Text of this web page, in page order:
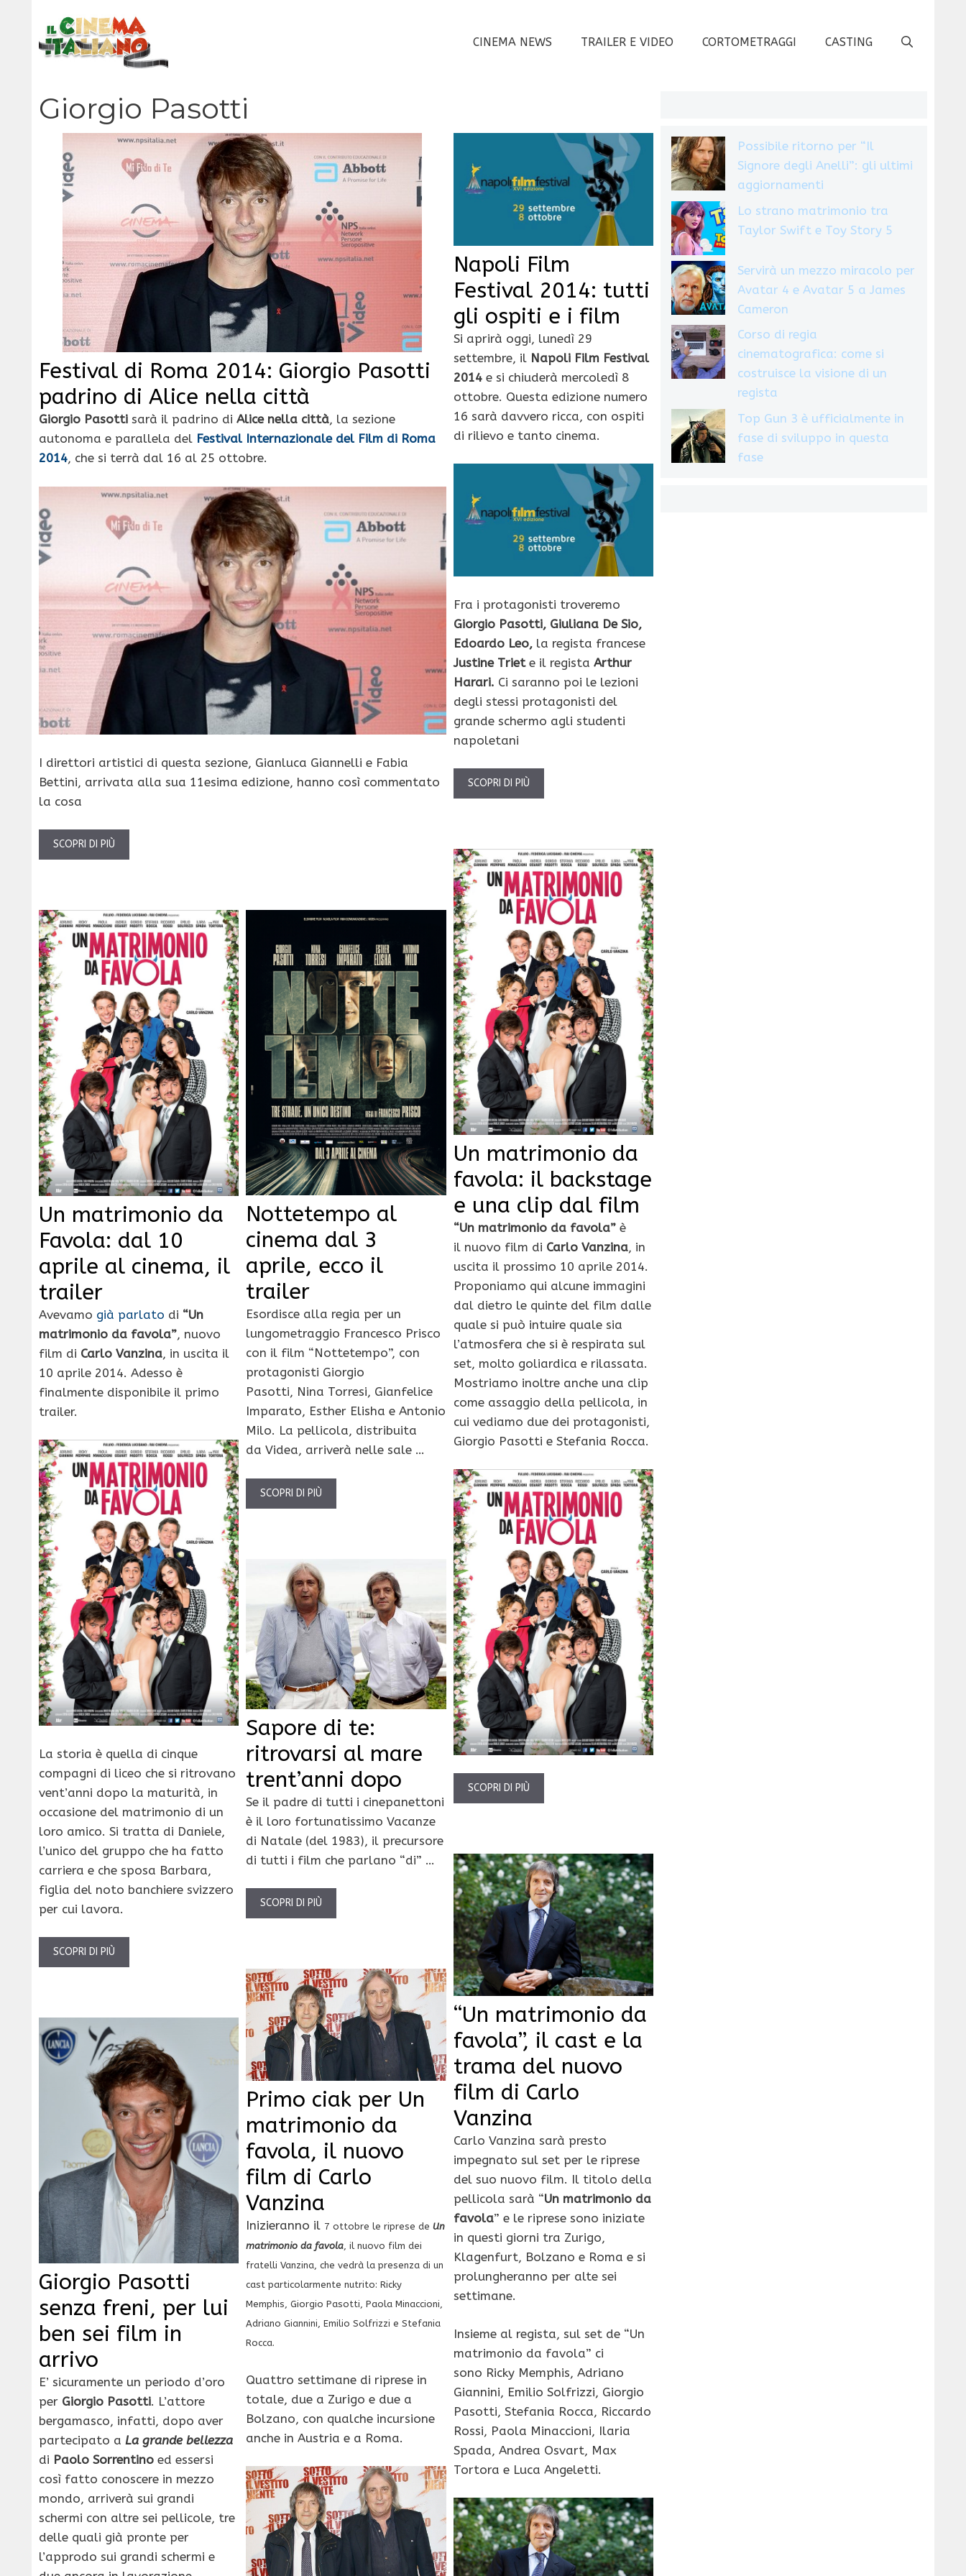
contenuto
CINEMA NEWS TRAILER E VIDEO CORTOMETRAGGI CASTING
Giorgio Pasotti
Festival di Roma 2014: Giorgio Pasotti
padrino di Alice nella città
Giorgio Pasotti sarà il padrino di Alice nella città, la sezione
autonoma e parallela del Festival Internazionale del Film di Roma
2014, che si terrà dal 16 al 25 ottobre.
I direttori artistici di questa sezione, Gianluca Giannelli e Fabia
Bettini, arrivata alla sua 11esima edizione, hanno così commentato
la cosa
SCOPRI DI PIÙ
Napoli Film
Festival 2014: tutti
gli ospiti e i film
Si aprirà oggi, lunedì 29
settembre, ilNapoli Film Festival
2014e si chiuderà mercoledì 8
ottobre. Questa edizione numero
16 sarà davvero ricca, con ospiti
di rilievo e tanto cinema.
Fra i protagonisti troveremo
Giorgio Pasotti, Giuliana De Sio,
Edoardo Leo,la regista francese
Justine Triete il regista Arthur
Harari. Ci saranno poi le lezioni
degli stessi protagonisti del
grande schermo agli studenti
napoletani
SCOPRI DI PIÙ
Un matrimonio da
favola: il backstage
e una clip dal film
“Un matrimonio da favola” è
il nuovo film di Carlo Vanzina, in
uscita il prossimo 10 aprile 2014.
Proponiamo qui alcune immagini
dal dietro le quinte del film dalle
quale si può intuire quale sia
l’atmosfera che si è respirata sul
set, molto goliardica e rilassata.
Mostriamo inoltre anche una clip
come assaggio della pellicola, in
cui vediamo due dei protagonisti,
Giorgio Pasotti e Stefania Rocca.
SCOPRI DI PIÙ
Un matrimonio da
Favola: dal 10
aprile al cinema, il
trailer
Avevamo già parlato di “Un
matrimonio da favola”, nuovo
film di Carlo Vanzina, in uscita il
10 aprile 2014. Adesso è
finalmente disponibile il primo
trailer.
La storia è quella di cinque
compagni di liceo che si ritrovano
vent’anni dopo la maturità, in
occasione del matrimonio di un
loro amico. Si tratta di Daniele,
l’unico del gruppo che ha fatto
carriera e che sposa Barbara,
figlia del noto banchiere svizzero
per cui lavora.
SCOPRI DI PIÙ
Nottetempo al
cinema dal 3
aprile, ecco il
trailer
Esordisce alla regia per un
lungometraggio Francesco Prisco
con il film “Nottetempo”, con
protagonisti Giorgio
Pasotti, Nina Torresi, Gianfelice
Imparato, Esther Elisha e Antonio
Milo. La pellicola, distribuita
da Videa, arriverà nelle sale …
SCOPRI DI PIÙ
Sapore di te:
ritrovarsi al mare
trent’anni dopo
Se il padre di tutti i cinepanettoni
è il loro fortunatissimo Vacanze
di Natale (del 1983), il precursore
di tutti i film che parlano “di” …
SCOPRI DI PIÙ
“Un matrimonio da
favola”, il cast e la
trama del nuovo
film di Carlo
Vanzina
Carlo Vanzina sarà presto
impegnato sul set per le riprese
del suo nuovo film. Il titolo della
pellicola sarà “Un matrimonio da
favola” e le riprese sono iniziate
in questi giorni tra Zurigo,
Klagenfurt, Bolzano e Roma e si
prolungheranno per alte sei
settimane.
Insieme al regista, sul set de “Un
matrimonio da favola” ci
sono Ricky Memphis, Adriano
Giannini, Emilio Solfrizzi, Giorgio
Pasotti, Stefania Rocca, Riccardo
Rossi, Paola Minaccioni, Ilaria
Spada, Andrea Osvart, Max
Tortora e Luca Angeletti.
Primo ciak per Un
matrimonio da
favola, il nuovo
film di Carlo
Vanzina
Inizieranno il 7 ottobre le riprese deUn
matrimonio da favola, il nuovo film dei
fratelli Vanzina, che vedrà la presenza di un
cast particolarmente nutrito: Ricky
Memphis, Giorgio Pasotti, Paola Minaccioni,
Adriano Giannini, Emilio Solfrizzi e Stefania
Rocca.
Quattro settimane di riprese in
totale, due a Zurigo e due a
Bolzano, con qualche incursione
anche in Austria e a Roma.
Giorgio Pasotti
senza freni, per lui
ben sei film in
arrivo
E’ sicuramente un periodo d’oro
per Giorgio Pasotti. L’attore
bergamasco, infatti, dopo aver
partecipato a La grande bellezza
di Paolo Sorrentino ed essersi
così fatto conoscere in mezzo
mondo, arriverà sui grandi
schermi con altre sei pellicole, tre
delle quali già pronte per
l’approdo sui grandi schermi e
Possibile ritorno per “Il
Signore degli Anelli”: gli ultimi
aggiornamenti
Lo strano matrimonio tra
Taylor Swift e Toy Story 5
Servirà un mezzo miracolo per
Avatar 4 e Avatar 5 a James
Cameron
Corso di regia
cinematografica: come si
costruisce la visione di un
regista
Top Gun 3 è ufficialmente in
fase di sviluppo in questa
fase